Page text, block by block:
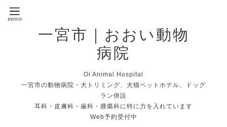
一宮市｜おおい動物
病院
Oi Animal Hospital
一宮市の動物病院・犬トリミング、犬猫ペットホテル、ドッグ
ラン併設
耳科・皮膚科・歯科・腫瘍科に特に力を入れています
Web予約受付中